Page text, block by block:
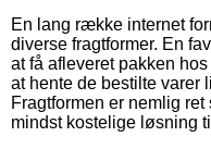
En lang række internet
diverse fragtformer. En
at få afleveret pakken
at hente de bestilte varer
Fragtformen er nemlig
mindst kostelige løsning